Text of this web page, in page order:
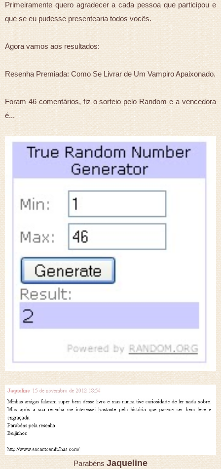
Primeiramente quero agradecer a cada pessoa que participou e
que se eu pudesse presentearia todos vocês.
Agora vamos aos resultados:
Resenha Premiada: Como Se Livrar de Um Vampiro Apaixonado.
Foram 46 comentários, fiz o sorteio pelo Random e a vencedora
é...
Parabéns Jaqueline